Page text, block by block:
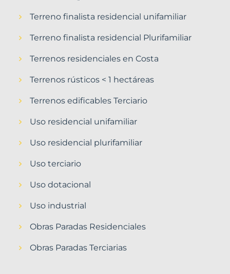
Terreno finalista residencial unifamiliar
Terreno finalista residencial Plurifamiliar
Terrenos residenciales en Costa
Terrenos rústicos < 1 hectáreas
Terrenos edificables Terciario
Uso residencial unifamiliar
Uso residencial plurifamiliar
Uso terciario
Uso dotacional
Uso industrial
Obras Paradas Residenciales
Obras Paradas Terciarias